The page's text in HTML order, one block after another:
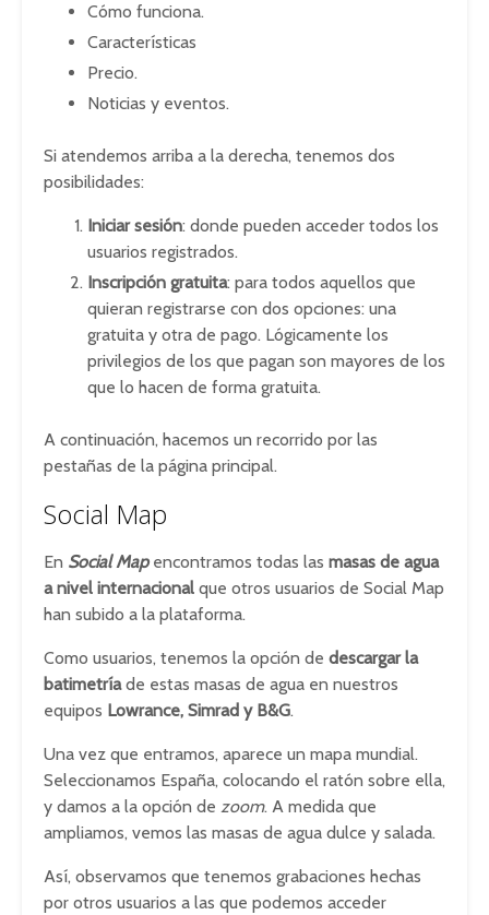
Cómo funciona.
Características
Precio.
Noticias y eventos.
Si atendemos arriba a la derecha, tenemos dos
posibilidades:
Iniciar sesión: donde pueden acceder todos los
usuarios registrados.
Inscripción gratuita: para todos aquellos que
quieran registrarse con dos opciones: una
gratuita y otra de pago. Lógicamente los
privilegios de los que pagan son mayores de los
que lo hacen de forma gratuita.
A continuación, hacemos un recorrido por las
pestañas de la página principal.
Social Map
En Social Mapencontramos todas las masas de agua
a nivel internacional que otros usuarios de Social Map
han subido a la plataforma.
Como usuarios, tenemos la opción de descargar la
batimetríade estas masas de agua en nuestros
equipos Lowrance, Simrad y B&G.
Una vez que entramos, aparece un mapa mundial.
Seleccionamos España, colocando el ratón sobre ella,
y damos a la opción de zoom. A medida que
ampliamos, vemos las masas de agua dulce y salada.
Así, observamos que tenemos grabaciones hechas
por otros usuarios a las que podemos acceder